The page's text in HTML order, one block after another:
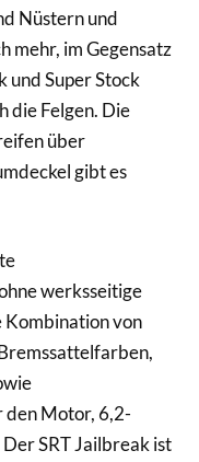
Nüstern und
mehr, im Gegensatz
und Super Stock
die Felgen. Die
über
gibt es
werksseitige
Kombination von
den Motor, 6,2-
SRT Jailbreak ist